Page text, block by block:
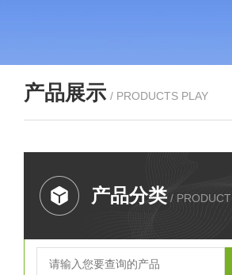
产品展示 / PRODUCTS PLAY
产品分类 / PRODUCT